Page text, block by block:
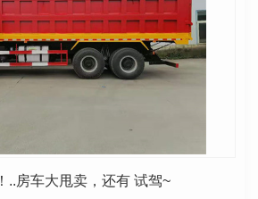
..房车大甩卖，还有 试驾~